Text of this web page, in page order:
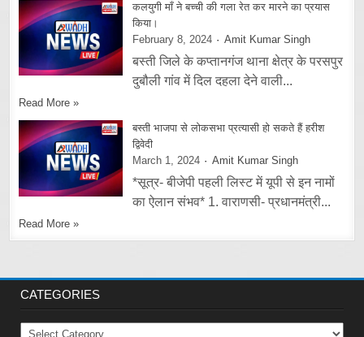
कलयुगी माँ ने बच्ची की गला रेत कर मारने का प्रयास
किया।
February 8, 2024
Amit Kumar Singh
बस्ती जिले के कप्तानगंज थाना क्षेत्र के परसपुर
दुबौली गांव में दिल दहला देने वाली...
Read More »
बस्ती भाजपा से लोकसभा प्रत्यासी हो सकते हैं हरीश
द्विवेदी
March 1, 2024
Amit Kumar Singh
*सूत्र- बीजेपी पहली लिस्ट में यूपी से इन नामों
का ऐलान संभव* 1. वाराणसी- प्रधानमंत्री...
Read More »
CATEGORIES
Categories